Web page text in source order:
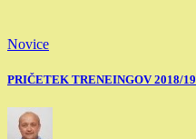
Novice
PRIČETEK TRENEINGOV 2018/19